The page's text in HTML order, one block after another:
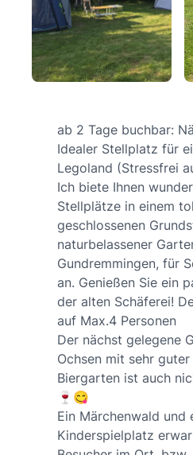
ab 2 Tage buchbar:
Idealer Stellplatz für
Legoland (Stressfrei
Ich biete Ihnen
Stellplätze in einem
geschlossenen
naturbelassener
Gundremmingen, für
an. Genießen Sie ein
der alten Schäferei!
auf Max.4 Personen
Der nächst gelegene
Ochsen mit sehr guter
Biergarten ist auch
🍷😋
Ein Märchenwald und
Kinderspielplatz